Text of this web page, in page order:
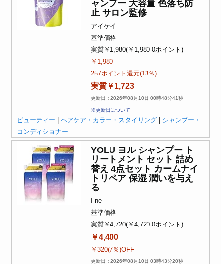
ャンプー 大容量 色落ち防
止 サロン監修
アイケイ
基準価格
実質￥1,980(￥1,980-0ポイント)
￥1,980
257ポイント還元(13％)
実質￥1,723
更新日：2026年08月10日 00時48分41秒
※更新日について
ビューティー ヘアケア・カラー・スタイリング| シャンプー・
コンディショナー
YOLU ヨル シャンプー ト
リートメント セット 詰め
替え 4点セット カームナイ
トリペア 保湿 潤いを与え
る
I-ne
基準価格
実質￥4,720(￥4,720-0ポイント)
￥4,400
￥320(7％)OFF
更新日：2026年08月10日 03時43分20秒